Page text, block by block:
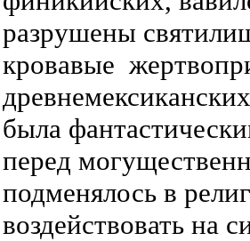
разрушены
кровавые
была
перед
подменялось в
воздействовать на